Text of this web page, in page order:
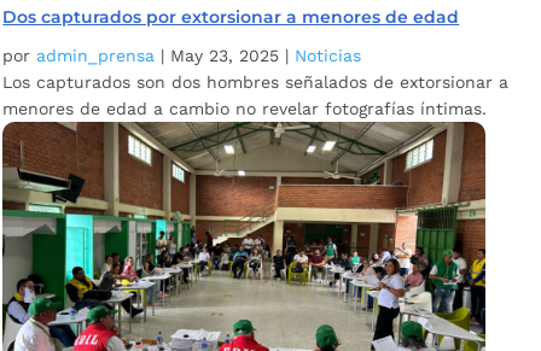
Dos capturados por extorsionar a menores de edad
por admin_prensa | May 23, 2025 | Noticias
Los capturados son dos hombres señalados de extorsionar a
menores de edad a cambio no revelar fotografías íntimas.